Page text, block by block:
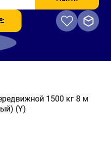
1500 кг 8 м
(Y)